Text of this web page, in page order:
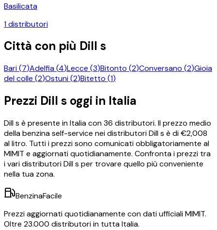
Basilicata
1distributori
Città con più Dill s
Bari(7)Adelfia(4)Lecce (3)Bitonto (2)Conversano (2)Gioia
del colle (2)Ostuni(2)Bitetto (1)
Prezzi Dill s oggi in Italia
Dill s è presente in Italia con36 distributori. Il prezzo medio
della benzina self-service nei distributoriDill s è di €2,008
al litro. Tutti i prezzi sono comunicati obbligatoriamente al
MIMIT e aggiornati quotidianamente. Confronta i prezzi tra
i vari distributoriDill s per trovare quello più conveniente
nella tua zona.
BenzinaFacile
Prezzi aggiornati quotidianamente con dati ufficiali MIMIT.
Oltre 23.000 distributori in tutta Italia.